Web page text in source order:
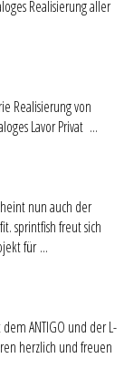
Realisierung aller
Realisierung von
Lavor Privat ...
nun auch der
sprintfish freut sich
für ...
ANTIGO und der L-
herzlich und freuen